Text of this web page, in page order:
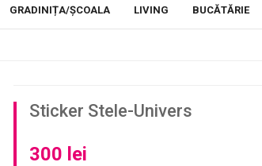
GRADINIȚA/ȘCOALA LIVING BUCĂTĂRIE
Sticker Stele-Univers
300 lei